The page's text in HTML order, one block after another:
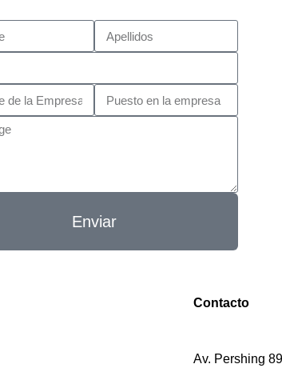
Enviar
Contacto
Av. Pershing